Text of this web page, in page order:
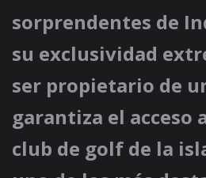
sorprendentes de
su exclusividad
ser propietario de
garantiza el acceso
club de golf de la